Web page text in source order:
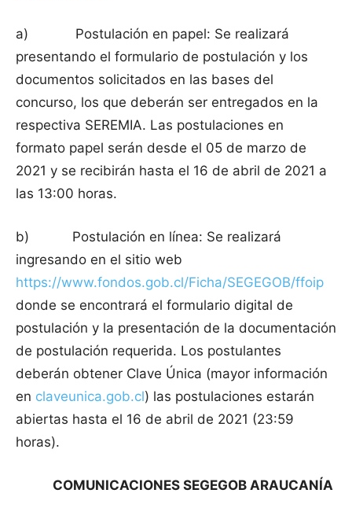
a) Postulación en papel: Se realizará
presentando el formulario de postulación y los
documentos solicitados en las bases del
concurso, los que deberán ser entregados en la
respectiva SEREMIA. Las postulaciones en
formato papel serán desde el 05 de marzo de
2021 y se recibirán hasta el 16 de abril de 2021 a
las 13:00 horas.
b) Postulación en línea: Se realizará
ingresando en el sitio web
https://www.fondos.gob.cl/Ficha/SEGEGOB/ffoip
donde se encontrará el formulario digital de
postulación y la presentación de la documentación
de postulación requerida. Los postulantes
deberán obtener Clave Única (mayor información
en claveunica.gob.cl) las postulaciones estarán
abiertas hasta el 16 de abril de 2021 (23:59
horas).
COMUNICACIONES SEGEGOB ARAUCANÍA